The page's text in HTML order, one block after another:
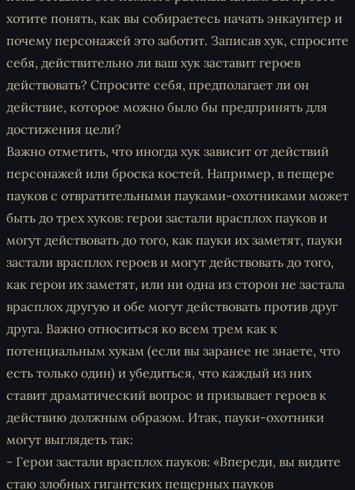
хотите понять, как вы собираетесь начать энкаунтер и
почему персонажей это заботит. Записав хук, спросите
себя, действительно ли ваш хук заставит героев
действовать? Спросите себя, предполагает ли он
действие, которое можно было бы предпринять для
достижения цели?
Важно отметить, что иногда хук зависит от действий
персонажей или броска костей. Например, в пещере
пауков с отвратительными пауками-охотниками может
быть до трех хуков: герои застали врасплох пауков и
могут действовать до того, как пауки их заметят, пауки
застали врасплох героев и могут действовать до того,
как герои их заметят, или ни одна из сторон не застала
врасплох другую и обе могут действовать против друг
друга. Важно относиться ко всем трем как к
потенциальным хукам (если вы заранее не знаете, что
есть только один) и убедиться, что каждый из них
ставит драматический вопрос и призывает героев к
действию должным образом. Итак, пауки-охотники
могут выглядеть так:
- Герои застали врасплох пауков: «Впереди, вы видите
стаю злобных гигантских пещерных пауков